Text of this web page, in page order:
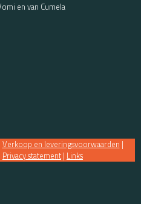
en van Cumela
Verkoop en leveringsvoorwaarden |
Privacy statement | Links